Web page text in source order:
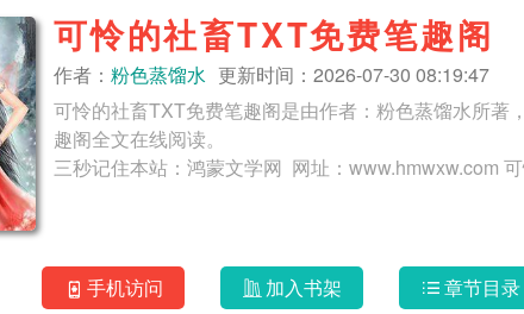
可怜的社畜TXT免费笔趣阁
作者： 粉色蒸馏水 更新时间：2026-07-30 08:19:47
可怜的社畜TXT免费笔趣阁是由作者：粉色蒸馏水所著
趣阁全文在线阅读。
三秒
手机访问 加入书架 章节目录